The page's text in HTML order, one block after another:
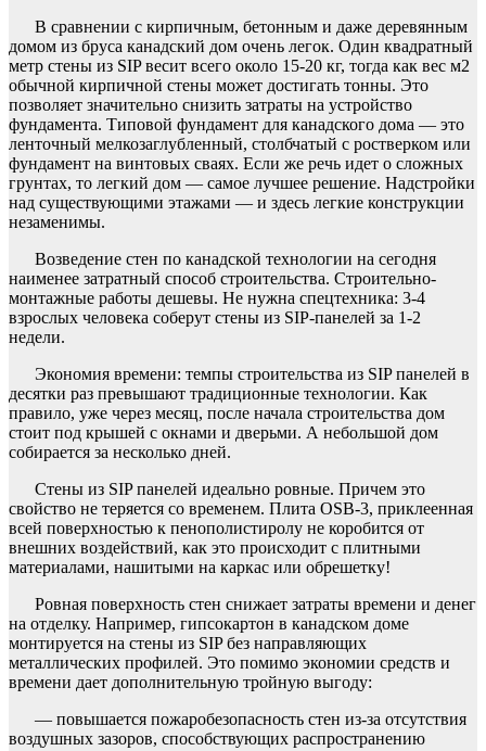
В сравнении с кирпичным, бетонным и даже деревянным
домом из бруса канадский дом очень легок. Один квадратный
метр стены из SIP весит всего около 15-20 кг, тогда как вес м2
обычной кирпичной стены может достигать тонны. Это
позволяет значительно снизить затраты на устройство
фундамента. Типовой фундамент для канадского дома — это
ленточный мелкозаглубленный, столбчатый с ростверком или
фундамент на винтовых сваях. Если же речь идет о сложных
грунтах, то легкий дом — самое лучшее решение. Надстройки
над существующими этажами — и здесь легкие конструкции
незаменимы.
Возведение стен по канадской технологии на сегодня
наименее затратный способ строительства. Строительно-
монтажные работы дешевы. Не нужна спецтехника: 3-4
взрослых человека соберут стены из SIP-панелей за 1-2
недели.
Экономия времени: темпы строительства из SIP панелей в
десятки раз превышают традиционные технологии. Как
правило, уже через месяц, после начала строительства дом
стоит под крышей с окнами и дверьми. А небольшой дом
собирается за несколько дней.
Стены из SIP панелей идеально ровные. Причем это
свойство не теряется со временем. Плита OSB-3, приклеенная
всей поверхностью к пенополистиролу не коробится от
внешних воздействий, как это происходит с плитными
материалами, нашитыми на каркас или обрешетку!
Ровная поверхность стен снижает затраты времени и денег
на отделку. Например, гипсокартон в канадском доме
монтируется на стены из SIP без направляющих
металлических профилей. Это помимо экономии средств и
времени дает дополнительную тройную выгоду:
— повышается пожаробезопасность стен из-за отсутствия
воздушных зазоров, способствующих распространению